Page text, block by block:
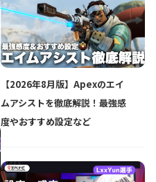
【2026年8月版】Apexのエイ
ムアシストを徹底解説！最強感
度やおすすめ設定など